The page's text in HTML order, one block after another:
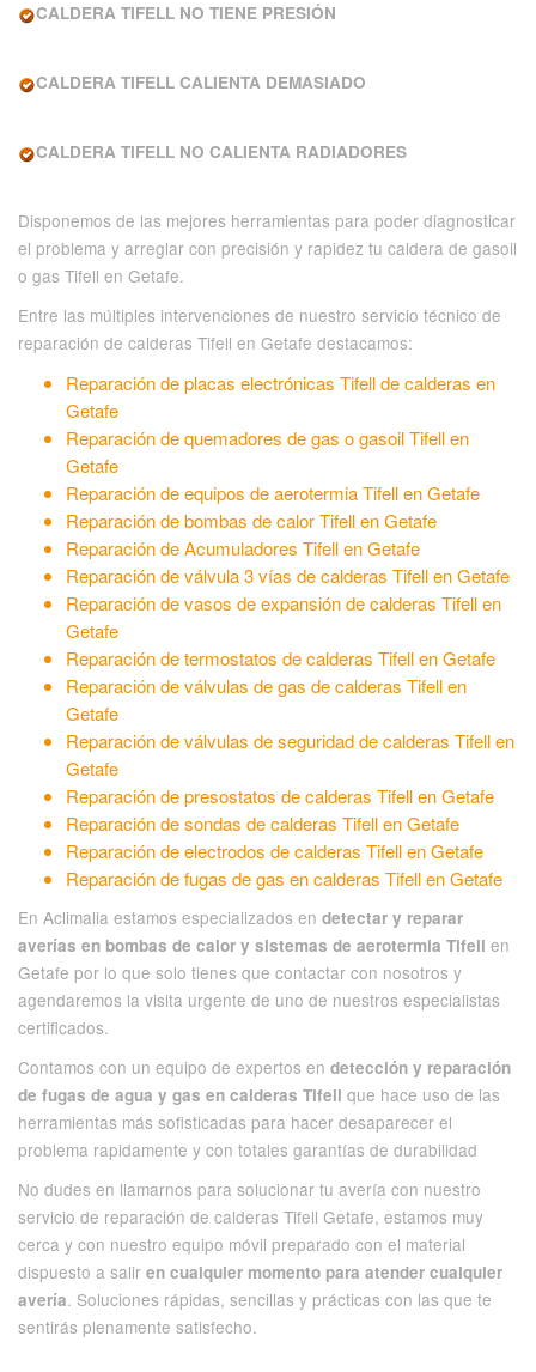
CALDERA TIFELL NO TIENE PRESIÓN
CALDERA TIFELL CALIENTA DEMASIADO
CALDERA TIFELL NO CALIENTA RADIADORES
Disponemos de las mejores herramientas para poder diagnosticar
el problema y arreglar con precisión y rapidez tu caldera de gasoil
o gas Tifell en Getafe.
Entre las múltiples intervenciones de nuestro servicio técnico de
reparación de calderas Tifell en Getafe destacamos:
Reparación de placas electrónicas Tifell de calderas en
Getafe
Reparación de quemadores de gas o gasoil Tifell en
Getafe
Reparación de equipos de aerotermia Tifell en Getafe
Reparación de bombas de calor Tifell en Getafe
Reparación de Acumuladores Tifell en Getafe
Reparación de válvula 3 vías de calderas Tifell en Getafe
Reparación de vasos de expansión de calderas Tifell en
Getafe
Reparación de termostatos de calderas Tifell en Getafe
Reparación de válvulas de gas de calderas Tifell en
Getafe
Reparación de válvulas de seguridad de calderas Tifell en
Getafe
Reparación de presostatos de calderas Tifell en Getafe
Reparación de sondas de calderas Tifell en Getafe
Reparación de electrodos de calderas Tifell en Getafe
Reparación de fugas de gas en calderas Tifell en Getafe
En Aclimalia estamos especializados en detectar y reparar
averías en bombas de calor y sistemas de aerotermia Tifell en
Getafe por lo que solo tienes que contactar con nosotros y
agendaremos la visita urgente de uno de nuestros especialistas
certificados.
Contamos con un equipo de expertos en detección y reparación
de fugas de agua y gas en calderas Tifell que hace uso de las
herramientas más sofisticadas para hacer desaparecer el
problema rapidamente y con totales garantías de durabilidad
No dudes en llamarnos para solucionar tu avería con nuestro
servicio de reparación de calderas Tifell Getafe, estamos muy
cerca y con nuestro equipo móvil preparado con el material
dispuesto a salir en cualquier momento para atender cualquier
avería. Soluciones rápidas, sencillas y prácticas con las que te
sentirás plenamente satisfecho.